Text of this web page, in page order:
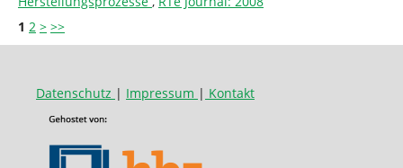
1 2 > >>
Datenschutz | Impressum | Kontakt